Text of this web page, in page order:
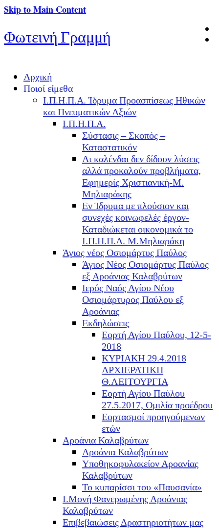
Skip to Main Content
Φωτεινή Γραμμή
Αρχική
Ποιοί είμεθα
Ι.Π.Η.Π.Α. Ίδρυμα Προασπίσεως Ηθικών
και Πνευματικών Αξιών
Ι.Π.Η.Π.Α.
Σύστασις – Σκοπός –
Καταστατικόν
Αι καλένδαι δεν δίδουν λύσεις
αλλά προκαλούν προβλήματα,
Εφημερίς Χριστιανική-Μ.
Μηλιαράκης
Εν Ίδρυμα με πλούσιον και
συνεχές κοινωφελές έργον-
Καταδιώκεται οικονομικά το
Ι.Π.Η.Π.Α. Μ.Μηλιαράκη
Άγιος νέος Οσιομάρτυς Παύλος
Άγιος Νέος Οσιομάρτυς Παύλος
εξ Αροάνιας Καλαβρύτων
Ιερός Ναός Αγίου Νέου
Οσιομάρτυρος Παύλου εξ
Αροάνιας
Εκδηλώσεις
Εορτή Αγίου Παύλου, 12-5-
2018
ΚΥΡΙΑΚΗ 29.4.2018
ΑΡΧΙΕΡΑΤΙΚΗ
Θ.ΛΕΙΤΟΥΡΓΙΑ
Εορτή Αγίου Παύλου
27.5.2017, Ομιλία προέδρου
Εορτασμοί προηγούμενων
ετών
Αροάνια Καλαβρύτων
Αροάνια Καλαβρύτων
Υποθηκοφυλακείον Αροανίας
Καλαβρύτων
Το κυπαρίσσι του «Παυσανία»
Ι.Μονή Φανερωμένης Αροάνιας
Καλαβρύτων
Επιβεβαιώσεις Δραστηριοτήτων μας